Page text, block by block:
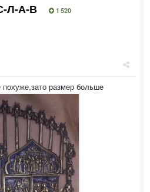
Л-А-В 1 520
размер больше